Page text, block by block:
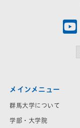
メインメニュー
群馬大学について
学部・大学院